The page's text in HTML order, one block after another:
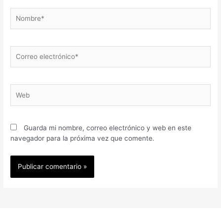
Guarda mi nombre, correo electrónico y web en este
navegador para la próxima vez que comente.